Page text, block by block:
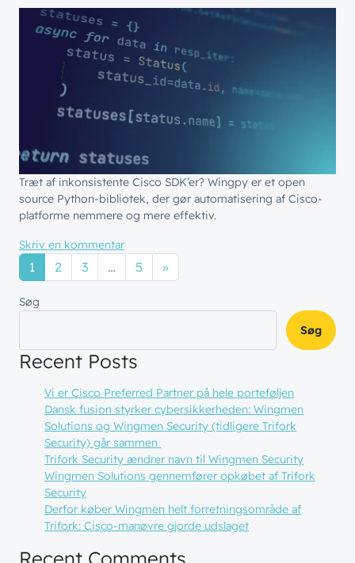
Træt af inkonsistente Cisco SDK’er? Wingpy er et open
source Python-bibliotek, der gør automatisering af Cisco-
platforme nemmere og mere effektiv.
Skriv en kommentartil Cisco automatisering for udviklere:
Indlægs navigation
1 2 3 … 5 »
Søg
Søg
Recent Posts
Vi er Cisco Preferred Partner på hele porteføljen
Dansk fusion styrker cybersikkerheden: Wingmen
Solutions og Wingmen Security (tidligere Trifork
Security) går sammen
Trifork Security ændrer navn til Wingmen Security
Wingmen Solutions gennemfører opkøbet af Trifork
Security
Derfor køber Wingmen helt forretningsområde af
Trifork: Cisco-manøvre gjorde udslaget